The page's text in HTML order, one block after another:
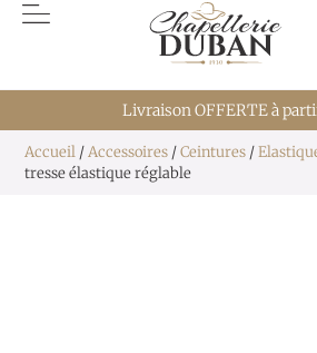
Livraison OFFERTE à
Accueil /Accessoires /Ceintures /
tresse élastique réglable